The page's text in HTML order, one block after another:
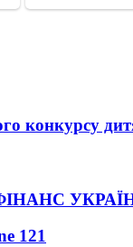
ФІНАНС
121